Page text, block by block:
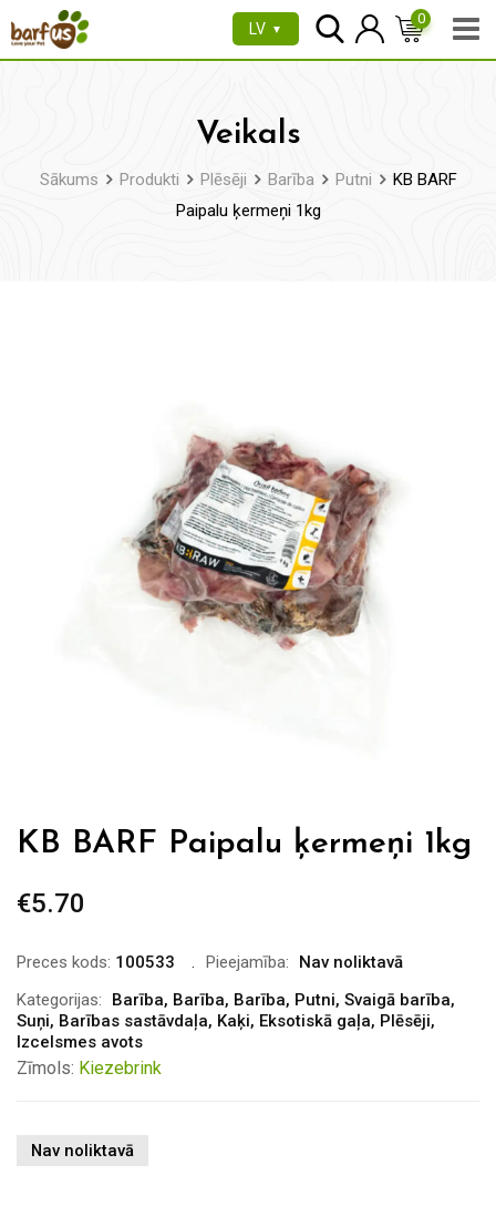
uz
LV ▼
0
Veikals
Sākums Produkti Plēsēji Barība Putni
KB BARF
Paipalu ķermeņi 1kg
KB BARF Paipalu ķermeņi 1kg
€5.70
Preces kods: 100533 Pieejamība:
Nav noliktavā
Kategorijas:
Barība, Barība, Barība, Putni, Svaigā barība,
Suņi, Barības sastāvdaļa, Kaķi, Eksotiskā gaļa, Plēsēji,
Izcelsmes avots
Zīmols: Kiezebrink
Nav noliktavā